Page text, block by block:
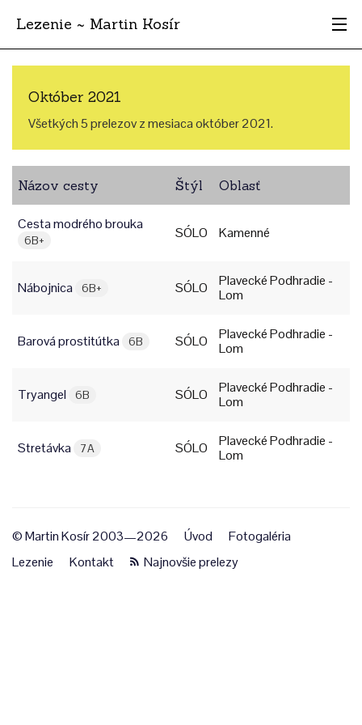
Lezenie ~ Martin Kosír
Najhodnotnejšie
Krajina
Štýl
Archív
Október 2021
Všetkých 5 prelezov z mesiaca október 2021.
Názov cesty Štýl Oblasť
Cesta modrého brouka
6B+ SÓLO Kamenné
Nábojnica 6B+ SÓLO
Plavecké Podhradie -
Lom
Barová prostitútka 6B SÓLO
Plavecké Podhradie -
Lom
Tryangel 6B SÓLO
Plavecké Podhradie -
Lom
Stretávka 7A SÓLO
Plavecké Podhradie -
Lom
© Martin Kosír 2003—2026 Úvod
Fotogaléria
Lezenie
Kontakt Najnovšie prelezy